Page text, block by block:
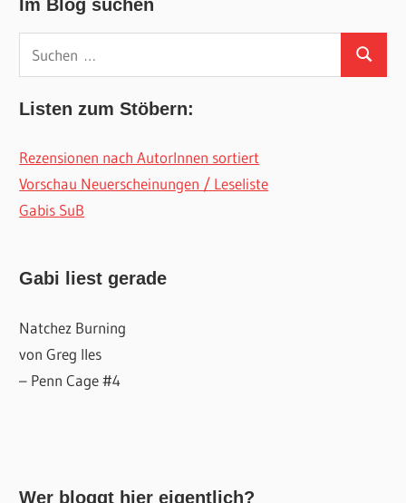
Im Blog suchen
Suchen
Listen zum Stöbern:
Rezensionen nach AutorInnen sortiert
Vorschau Neuerscheinungen / Leseliste
Gabis SuB
Gabi liest gerade
Natchez Burning
von Greg Iles
– Penn Cage #4
Wer bloggt hier eigentlich?